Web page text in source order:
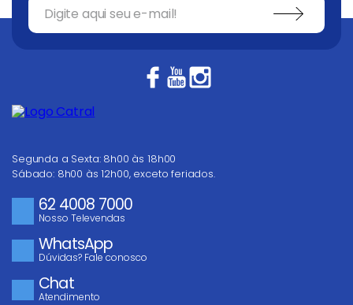
Seu nome
ENVIAR AVALIAÇÃO
Segunda a Sexta: 8h00 às 18h00
Sábado: 8h00 às 12h00, exceto feriados.
62 4008 7000
Nosso Televendas
WhatsApp
Dúvidas? Fale conosco
Chat
Atendimento